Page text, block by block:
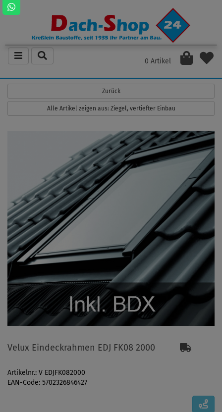
0 Artikel
Zurück
Alle Artikel zeigen aus: Ziegel, vertiefter Einbau
Velux Eindeckrahmen EDJ FK08 2000
Artikelnr.: V EDJFK082000
EAN-Code: 5702326846427